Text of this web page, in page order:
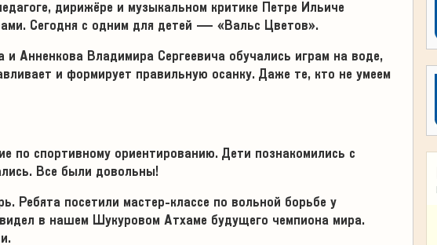
дирижёре и музыкальном критике Петре Ильиче
Сегодня с одним для детей — «Вальс Цветов».
Анненкова Владимира Сергеевича обучались играм на воде,
и формирует правильную осанку. Даже те, кто не умеем
по спортивному ориентированию. Дети познакомились с
Все были довольны!
Ребята посетили мастер-классе по вольной борьбе у
в нашем Шукуровом Атхаме будущего чемпиона мира.